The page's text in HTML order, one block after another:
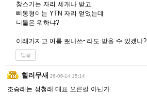
창스기는 자리 세개나 받고
삐동형이는 YTN 자리 얻었는데
니들은 뭐하냐?
이래가지고 여름 뽀나쓰~라도 받을 수 있겠냐?
답글
힐러무새 26-06-14 15:14
조승래는 정청래 대표 오른팔 아닌가